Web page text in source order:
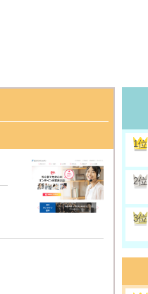
1位
2位
3位